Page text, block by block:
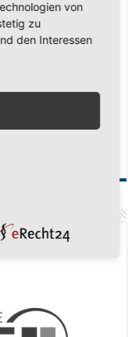
2026
fünften Mal in Folge
2026
dem fünften Titel in
von
zu
den Interessen